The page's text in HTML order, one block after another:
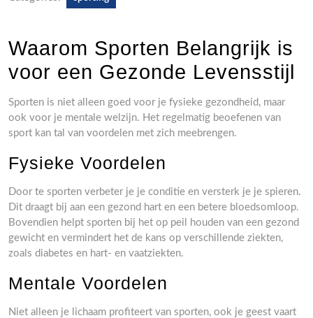
Waarom Sporten Belangrijk is
voor een Gezonde Levensstijl
Sporten is niet alleen goed voor je fysieke gezondheid, maar
ook voor je mentale welzijn. Het regelmatig beoefenen van
sport kan tal van voordelen met zich meebrengen.
Fysieke Voordelen
Door te sporten verbeter je je conditie en versterk je je spieren.
Dit draagt bij aan een gezond hart en een betere bloedsomloop.
Bovendien helpt sporten bij het op peil houden van een gezond
gewicht en vermindert het de kans op verschillende ziekten,
zoals diabetes en hart- en vaatziekten.
Mentale Voordelen
Niet alleen je lichaam profiteert van sporten, ook je geest vaart